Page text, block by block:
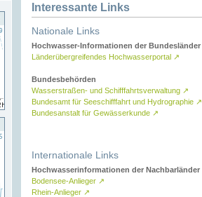
Interessante Links
Nationale Links
Hochwasser-Informationen der Bundesländer
Länderübergreifendes Hochwasserportal ↗
Bundesbehörden
Wasserstraßen- und Schifffahrtsverwaltung ↗
Bundesamt für Seeschifffahrt und Hydrographie ↗
Bundesanstalt für Gewässerkunde ↗
Internationale Links
Hochwasserinformationen der Nachbarländer
Bodensee-Anlieger ↗
Rhein-Anlieger ↗